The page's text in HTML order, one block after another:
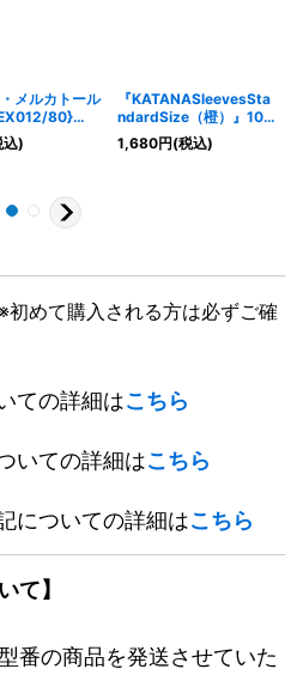
メルカトール
80}
込)
『KATANASleevesSta
ndardSize（橙）』100
枚入り【サプライ】{-}
《-》
1,680円(税込)
初めて購入される方は必ずご確
ての詳細はこちら
いての詳細はこちら
についての詳細はこちら
て】
番の商品を発送させていた